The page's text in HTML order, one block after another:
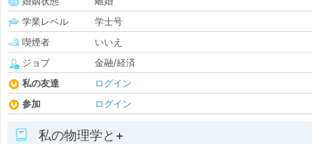
学業レベル
学士号
喫煙者
いいえ
ジョブ
金融/経済
私の友達
ログイン
参加
ログイン
私の物理学と+